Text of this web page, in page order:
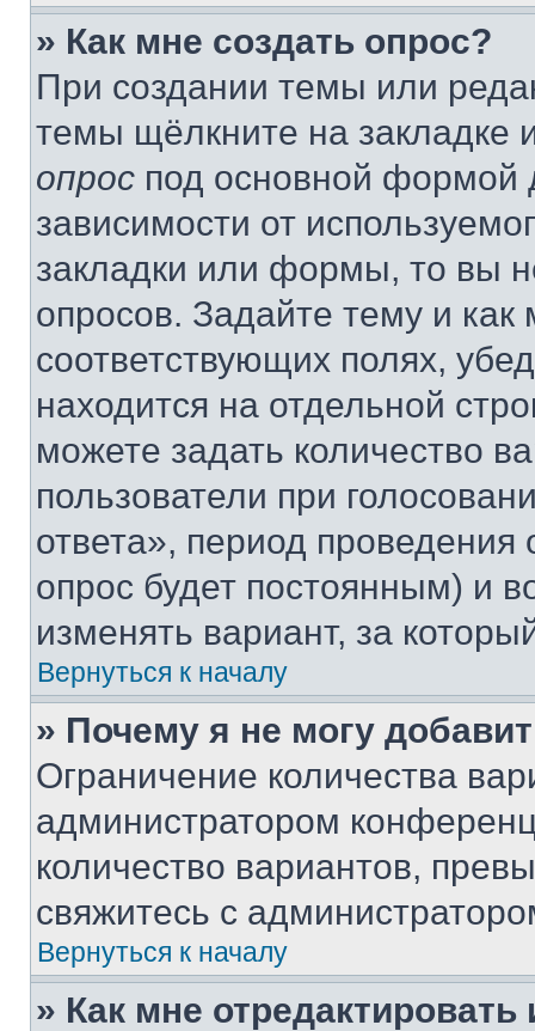
» Как мне создать опрос?
При создании темы или
темы щёлкните на
опрос под основной формой
зависимости от
закладки или формы, то вы
опросов. Задайте тему и
соответствующих полях,
находится на отдельной
можете задать количество
пользователи при
ответа», период проведения
опрос будет постоянным) и
изменять вариант, за
Вернуться к началу
» Почему я не могу
Ограничение количества
администратором
количество вариантов,
свяжитесь с
Вернуться к началу
» Как мне